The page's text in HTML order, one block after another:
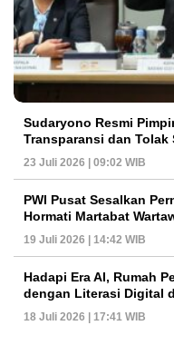
Sudaryono Resmi
Transparansi dan
23 Juli 2026 | 09:02 WIB
PWI Pusat Sesalkan
Hormati Martabat
19 Juli 2026 | 14:42 WIB
Hadapi Era AI, Rumah
dengan Literasi Digital
18 Juli 2026 | 17:41 WIB